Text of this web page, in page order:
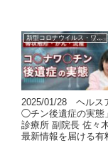
新型コロナウイルス・ワクチン
2025/01/28 ヘルス
◯チン後遺症の実態
診療所 副院長 佐々
最新情報を届ける